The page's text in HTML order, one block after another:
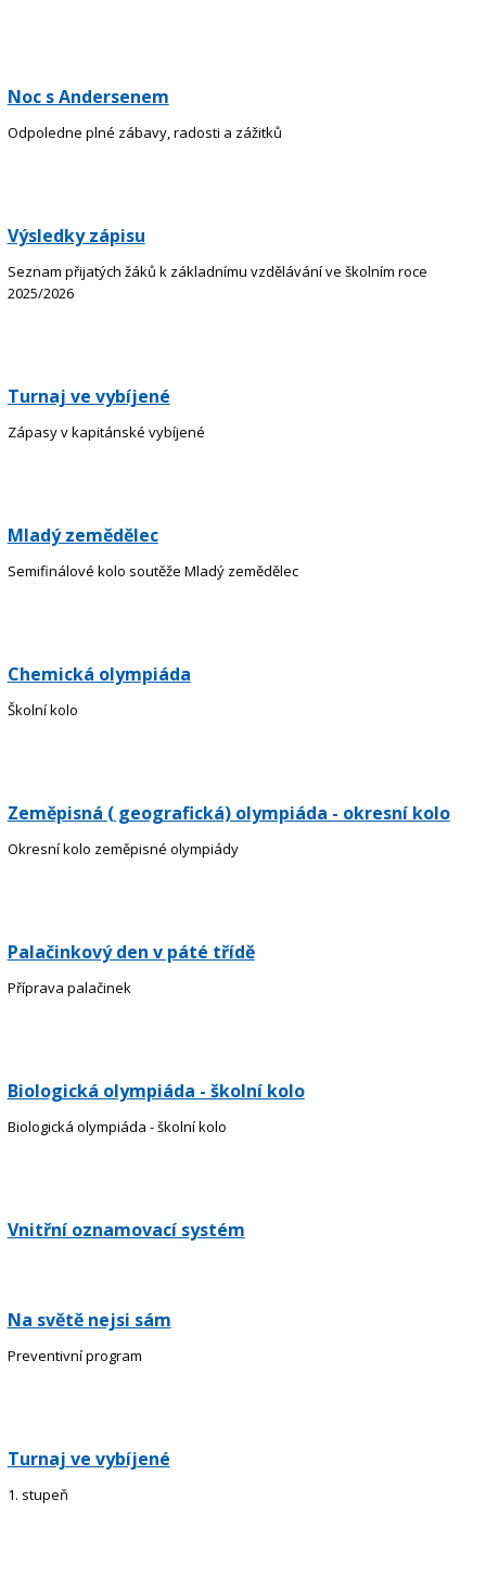
Noc s Andersenem
Odpoledne plné zábavy, radosti a zážitků
Výsledky zápisu
Seznam přijatých žáků k základnímu vzdělávání ve školním roce
2025/2026
Turnaj ve vybíjené
Zápasy v kapitánské vybíjené
Mladý zemědělec
Semifinálové kolo soutěže Mladý zemědělec
Chemická olympiáda
Školní kolo
Zeměpisná ( geografická) olympiáda - okresní kolo
Okresní kolo zeměpisné olympiády
Palačinkový den v páté třídě
Příprava palačinek
Biologická olympiáda - školní kolo
Biologická olympiáda - školní kolo
Vnitřní oznamovací systém
Na světě nejsi sám
Preventivní program
Turnaj ve vybíjené
1. stupeň